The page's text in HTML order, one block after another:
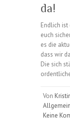
da!
Endlich
euch
es die
dass wir
Die sich
Von
Allgemein
Keine